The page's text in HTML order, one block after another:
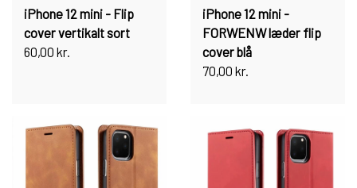
iPhone 12 mini - Flip
cover vertikalt sort
60,00 kr.
iPhone 12 mini -
FORWENW læder flip
cover blå
70,00 kr.